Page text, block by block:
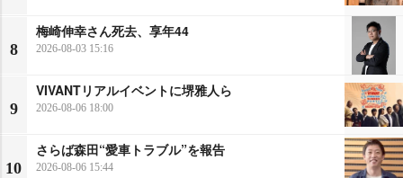
8
梅崎伸幸さん死去、享年44
2026-08-03 15:16
9
VIVANTリアルイベントに堺雅人ら
2026-08-06 18:00
10
さらば森田“愛車トラブル”を報告
2026-08-06 15:44